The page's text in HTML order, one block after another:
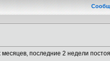
последние 2 недели